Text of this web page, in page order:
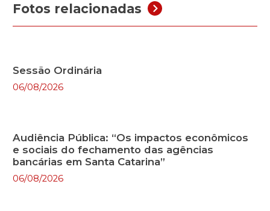
Fotos relacionadas
Sessão Ordinária
06/08/2026
Audiência Pública: “Os impactos econômicos
e sociais do fechamento das agências
bancárias em Santa Catarina”
06/08/2026